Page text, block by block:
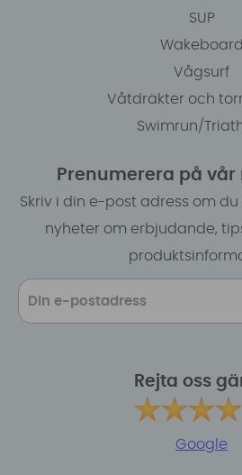
SUP
Wakeboard
Vågsurf
Våtdräkter och
Swimrun/
Prenumerera på vår
Skriv i din e-post adress om
nyheter om erbjudande,
Rejta oss
Google